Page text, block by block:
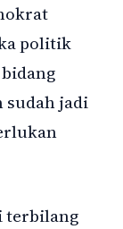
politik
sudah jadi
terbilang